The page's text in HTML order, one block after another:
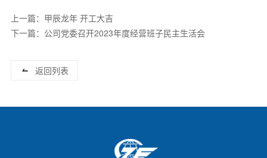
上一篇：甲辰龙年 开工大吉
下一篇：公司党委召开2023年度经营班子民主生活会
返回列表